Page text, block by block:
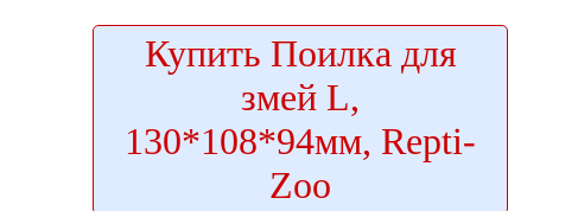
Купить Поилка для
змей L,
130*108*94мм, Repti-
Zoo